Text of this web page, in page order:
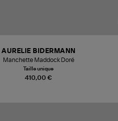
410,00 €
AURELIE BIDERMANN
Manchette Maddock Doré
Taille unique